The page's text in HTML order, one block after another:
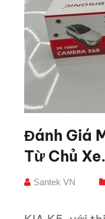
Đánh Giá
Từ Chủ Xe.
Santek VN